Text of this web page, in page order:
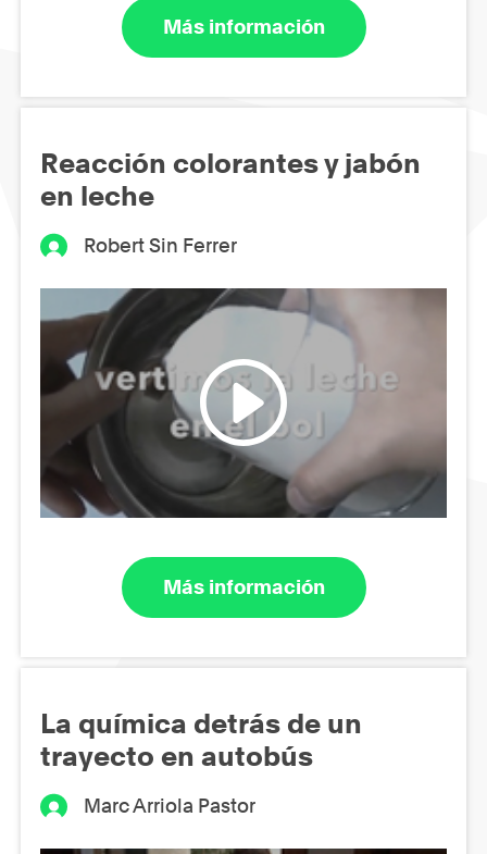
Más información
Reacción colorantes y jabón
en leche
Robert Sin Ferrer
Más información
La química detrás de un
trayecto en autobús
Marc Arriola Pastor